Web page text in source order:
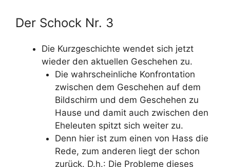
Der Schock Nr. 3
Die Kurzgeschichte wendet sich jetzt
wieder den aktuellen Geschehen zu.
Die wahrscheinliche Konfrontation
zwischen dem Geschehen auf dem
Bildschirm und dem Geschehen zu
Hause und damit auch zwischen den
Eheleuten spitzt sich weiter zu.
Denn hier ist zum einen von Hass die
Rede, zum anderen liegt der schon
zurück. D.h.: Die Probleme dieses